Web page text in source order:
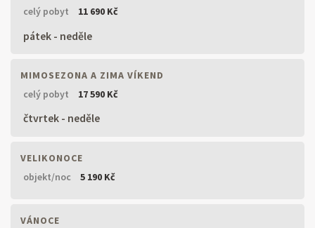
celý pobyt
11 690 Kč
pátek - neděle
MIMOSEZONA A ZIMA VÍKEND
celý pobyt
17 590 Kč
čtvrtek - neděle
VELIKONOCE
objekt/noc
5 190 Kč
VÁNOCE